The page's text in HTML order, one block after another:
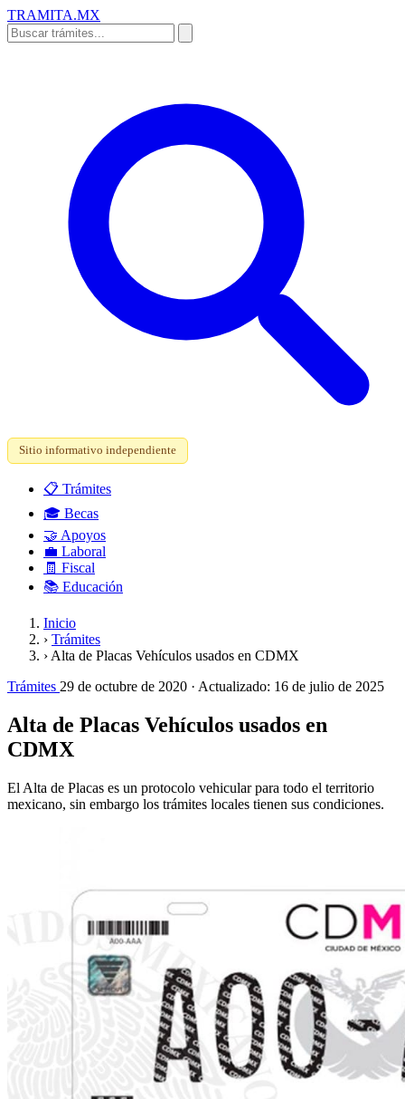
TRAMITA.MX
Sitio informativo independiente
📋 Trámites
🎓 Becas
🤝 Apoyos
💼 Laboral
🧾 Fiscal
📚 Educación
Inicio
› Trámites
› Alta de Placas Vehículos usados en CDMX
Trámites 29 de octubre de 2020 · Actualizado: 16 de julio de 2025
Alta de Placas Vehículos usados en
CDMX
El Alta de Placas es un protocolo vehicular para todo el territorio
mexicano, sin embargo los trámites locales tienen sus condiciones.